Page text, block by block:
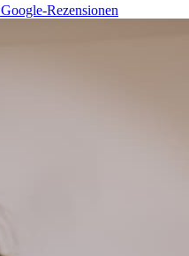
Google-Rezensionen